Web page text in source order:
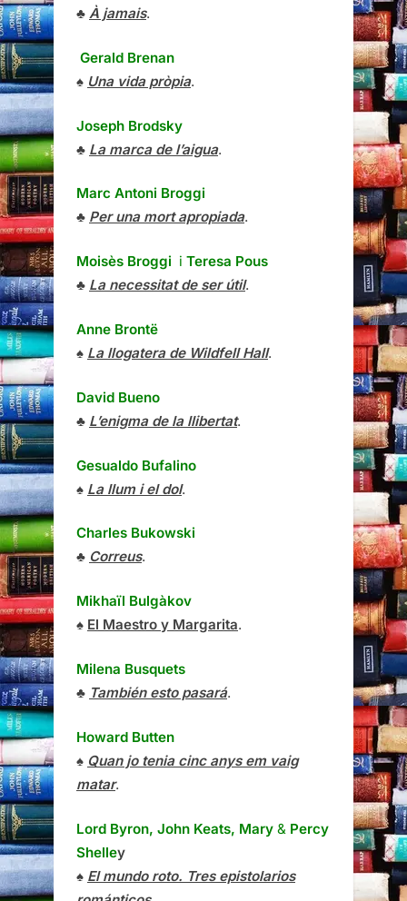
♣ À jamais.
Gerald Brenan
♠ Una vida pròpia.
Joseph Brodsky
♣ La marca de l’aigua.
Marc Antoni Broggi
♣ Per una mort apropiada.
Moisès Broggi i Teresa Pous
♣ La necessitat de ser útil.
Anne Brontë
♠ La llogatera de Wildfell Hall.
David Bueno
♣ L’enigma de la llibertat.
Gesualdo Bufalino
♠ La llum i el dol.
Charles Bukowski
♣ Correus.
Mikhaïl Bulgàkov
♠ El Maestro y Margarita.
Milena Busquets
♣ También esto pasará.
Howard Butten
♠ Quan jo tenia cinc anys em vaig
matar.
Lord Byron, John Keats, Mary & Percy
Shelley
♠ El mundo roto. Tres epistolarios